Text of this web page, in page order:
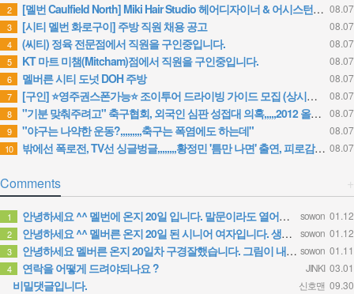
08.07
2 [멜번 Caulfield North] Miki Hair Studio 헤어디자이너 & 어시스턴트 채용 (FT/PT)
08.07
3 [시티 멜번 화로구이] 주방 직원 채용 공고
08.07
4 (씨티) 정육 전문점에서 직원을 구인중입니다.
08.07
5 KT 마트 미챔(Mitcham)점에서 직원을 구인중입니다.
08.07
6 멜버른 시티 도넛 DOH 주방
08.07
7 [구인] ⭐영주권스폰가능⭐ 조이투어 드라이빙 가이드 모집 (상시채용)
08.07
8 "기분 맞춰주려고" 축구협회, 외국인 심판 성접대 의혹,,,,,2012 올림픽·2014 월드컵 예선도 포함
08.07
9 "야구는 나약한 운동?,,,,,,,,,축구는 폭염에도 하는데"
08.07
10 밖에선 폭로전, TV선 싱글벙글,,,,,,,,황정민 '틈만 나면' 출연, 피로감은 시청자 몫
+
Comments
sowon 01.12
1 안녕하세요 ^^ 멜번에 온지 20일 입니다. 말문이라도 열어보려고 글 보냅니다. 정말 반가운 소식인데 시간이…
sowon 01.12
2 안녕하세요 ^^ 멜버른 온지 20일 된 시니어 여자입니다. 생소한 곳이다보니 말문이라도 열어보려고 문자 드려…
sowon 01.11
3 안녕하세요 멜버른 온지 20일차 구경잘했습니다. 그림이 내마음입니다.
JINKI 03.01
4 연락을 어떻게 드려야되나요 ?
신호맨 09.30
비밀댓글입니다.